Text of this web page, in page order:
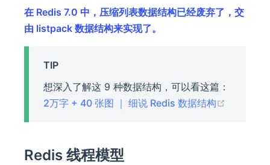
在 Redis 7.0 中，压缩列表数据结构已经废弃了，交
由 listpack 数据结构来实现了。
TIP
想深入了解这 9 种数据结构，可以看这篇：
2万字 + 40 张图 ｜ 细说 Redis 数据结构
Redis 线程模型